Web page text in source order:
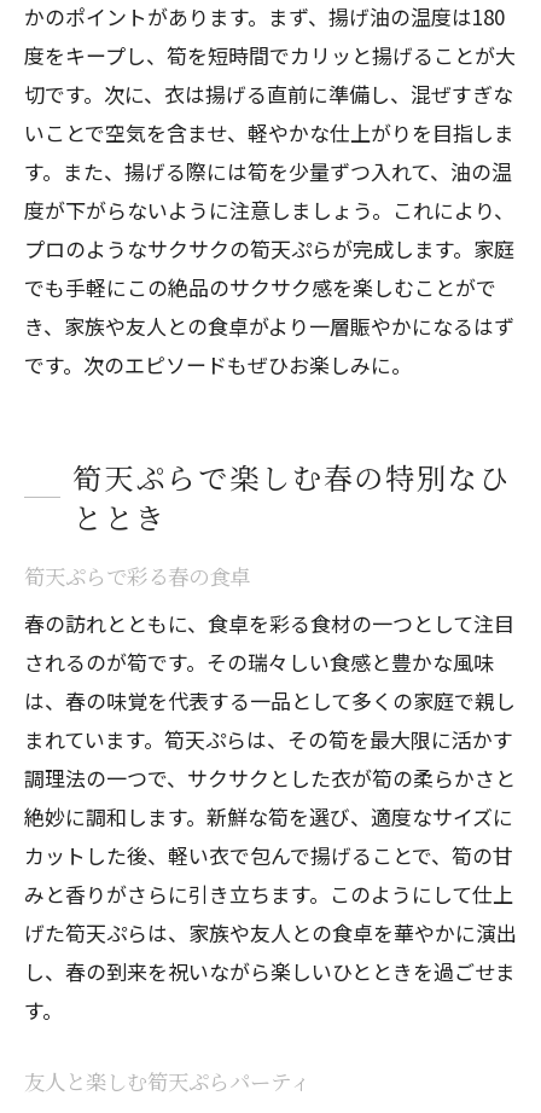
かのポイントがあります。まず、揚げ油の温度は180
度をキープし、筍を短時間でカリッと揚げることが大
切です。次に、衣は揚げる直前に準備し、混ぜすぎな
いことで空気を含ませ、軽やかな仕上がりを目指しま
す。また、揚げる際には筍を少量ずつ入れて、油の温
度が下がらないように注意しましょう。これにより、
プロのようなサクサクの筍天ぷらが完成します。家庭
でも手軽にこの絶品のサクサク感を楽しむことがで
き、家族や友人との食卓がより一層賑やかになるはず
です。次のエピソードもぜひお楽しみに。
筍天ぷらで楽しむ春の特別なひ
ととき
筍天ぷらで彩る春の食卓
春の訪れとともに、食卓を彩る食材の一つとして注目
されるのが筍です。その瑞々しい食感と豊かな風味
は、春の味覚を代表する一品として多くの家庭で親し
まれています。筍天ぷらは、その筍を最大限に活かす
調理法の一つで、サクサクとした衣が筍の柔らかさと
絶妙に調和します。新鮮な筍を選び、適度なサイズに
カットした後、軽い衣で包んで揚げることで、筍の甘
みと香りがさらに引き立ちます。このようにして仕上
げた筍天ぷらは、家族や友人との食卓を華やかに演出
し、春の到来を祝いながら楽しいひとときを過ごせま
す。
友人と楽しむ筍天ぷらパーティ